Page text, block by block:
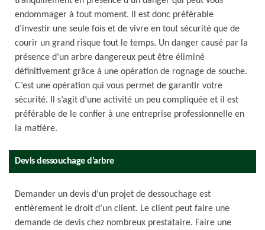
endommager à tout moment. Il est donc préférable
d’investir une seule fois et de vivre en tout sécurité que de
courir un grand risque tout le temps. Un danger causé par la
présence d’un arbre dangereux peut être éliminé
définitivement grâce à une opération de rognage de souche.
C’est une opération qui vous permet de garantir votre
sécurité. Il s’agit d’une activité un peu compliquée et il est
préférable de le confier à une entreprise professionnelle en
la matière.
Devis dessouchage d’arbre
Demander un devis d’un projet de dessouchage est
entièrement le droit d’un client. Le client peut faire une
demande de devis chez nombreux prestataire. Faire une